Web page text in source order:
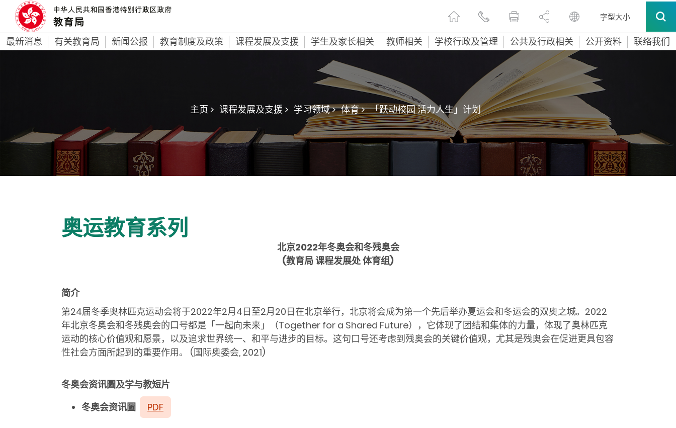
字型大小
最新消息 有关教育局 新闻公报 教育制度及政策 课程发展及支援 学生及家长相关 教师相关 学校行政及管理 公共及行政相关 公开资料 联络我们
主页 > 课程发展及支援 > 学习领域 > 体育 > 「跃动校园 活力人生」计划
奥运教育系列
北京2022年冬奥会和冬残奥会
(教育局 课程发展处 体育组)
简介
第24届冬季奥林匹克运动会将于2022年2月4日至2月20日在北京举行，北京将会成为第一个先后举办夏运会和冬运会的双奥之城。2022
年北京冬奥会和冬残奥会的口号都是「一起向未来」（Together for a Shared Future），它体现了团结和集体的力量，体现了奥林匹克
运动的核心价值观和愿景，以及追求世界统一、和平与进步的目标。这句口号还考虑到残奥会的关键价值观，尤其是残奥会在促进更具包容
性社会方面所起到的重要作用。 (国际奥委会, 2021)
冬奥会资讯圖及学与教短片
冬奥会资讯圖
PDF